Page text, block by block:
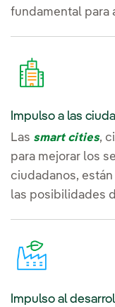
fundamental para
Impulso a las
Las smart cities,
para mejorar los
ciudadanos,
las posibilidades
Impulso al